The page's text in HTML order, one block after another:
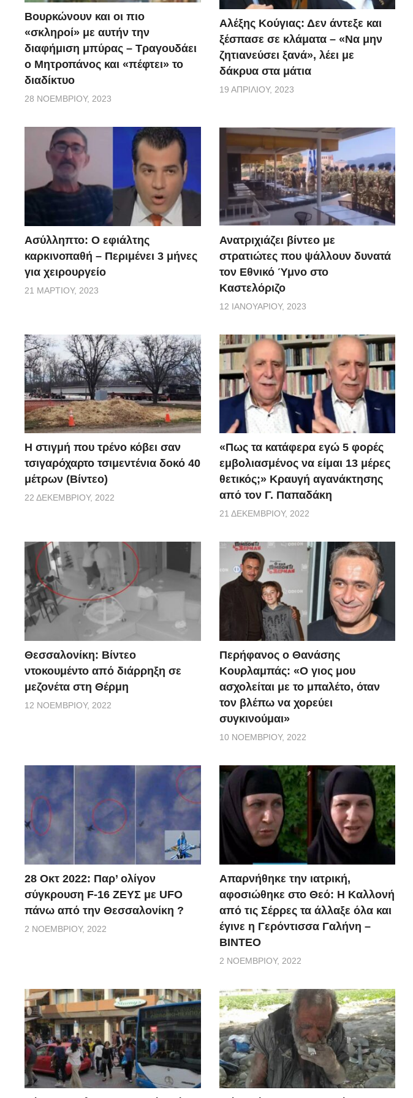
Βουρκώνουν και οι πιο
«σκληροί» με αυτήν την
διαφήμιση μπύρας – Τραγουδάει
ο Μητροπάνος και «πέφτει» το
διαδίκτυο
28 ΝΟΕΜΒΡΊΟΥ, 2023
Αλέξης Κούγιας: Δεν άντεξε και
ξέσπασε σε κλάματα – «Να μην
ζητιανεύσει ξανά», λέει με
δάκρυα στα μάτια
19 ΑΠΡΙΛΊΟΥ, 2023
Ασύλληπτο: Ο εφιάλτης
καρκινοπαθή – Περιμένει 3 μήνες
για χειρουργείο
21 ΜΑΡΤΊΟΥ, 2023
Ανατριχιάζει βίντεο με
στρατιώτες που ψάλλουν δυνατά
τον Εθνικό Ύμνο στο
Καστελόριζο
12 ΙΑΝΟΥΑΡΊΟΥ, 2023
H στιγμή που τρένο κόβει σαν
τσιγαρόχαρτο τσιμεντένια δοκό 40
μέτρων (Βίντεο)
22 ΔΕΚΕΜΒΡΊΟΥ, 2022
«Πως τα κατάφερα εγώ 5 φορές
εμβoλιασμένος να είμαι 13 μέρες
θετικός;» Κραυγή αγανάκτησης
από τον Γ. Παπαδάκη
21 ΔΕΚΕΜΒΡΊΟΥ, 2022
Θεσσαλονίκη: Βίντεο
ντοκουμέντο από διάρρηξη σε
μεζονέτα στη Θέρμη
12 ΝΟΕΜΒΡΊΟΥ, 2022
Περήφανος ο Θανάσης
Κουρλαμπάς: «Ο γιος μου
ασχολείται με το μπαλέτο, όταν
τον βλέπω να χορεύει
συγκινούμαι»
10 ΝΟΕΜΒΡΊΟΥ, 2022
28 Οκτ 2022: Παρ’ ολίγον
σύγκρουση F-16 ΖΕΥΣ με UFO
πάνω από την Θεσσαλονίκη ?
2 ΝΟΕΜΒΡΊΟΥ, 2022
Απαρνήθηκε την ιατρική,
αφοσιώθηκε στο Θεό: Η Καλλονή
από τις Σέρρες τα άλλαξε όλα και
έγινε η Γερόντισσα Γαλήνη –
ΒΙΝΤΕΟ
2 ΝΟΕΜΒΡΊΟΥ, 2022